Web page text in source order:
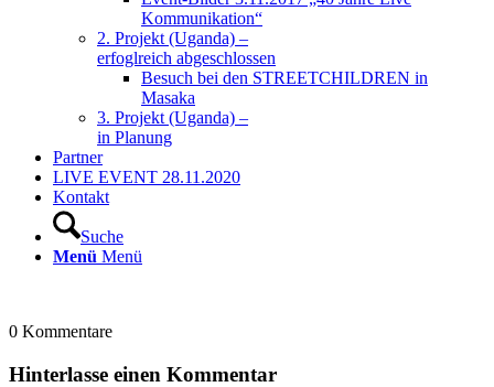
Kommunikation“
2. Projekt (Uganda) –
erfoglreich abgeschlossen
Besuch bei den STREETCHILDREN in
Masaka
3. Projekt (Uganda) –
in Planung
Partner
LIVE EVENT 28.11.2020
Kontakt
Suche
Menü Menü
0 Kommentare
Hinterlasse einen Kommentar